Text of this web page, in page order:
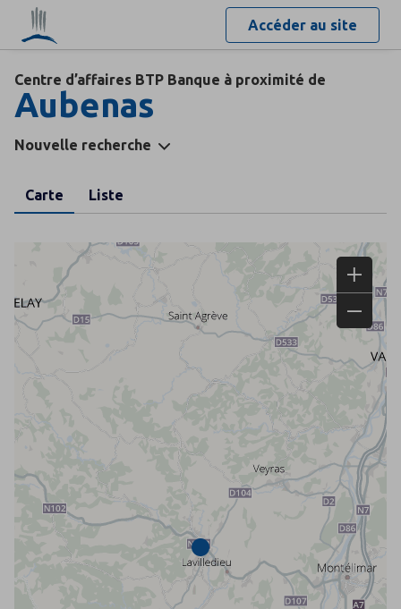
Accéder au site
Centre d’affaires BTP Banque à proximité de
Aubenas
Nouvelle recherche
Carte Liste